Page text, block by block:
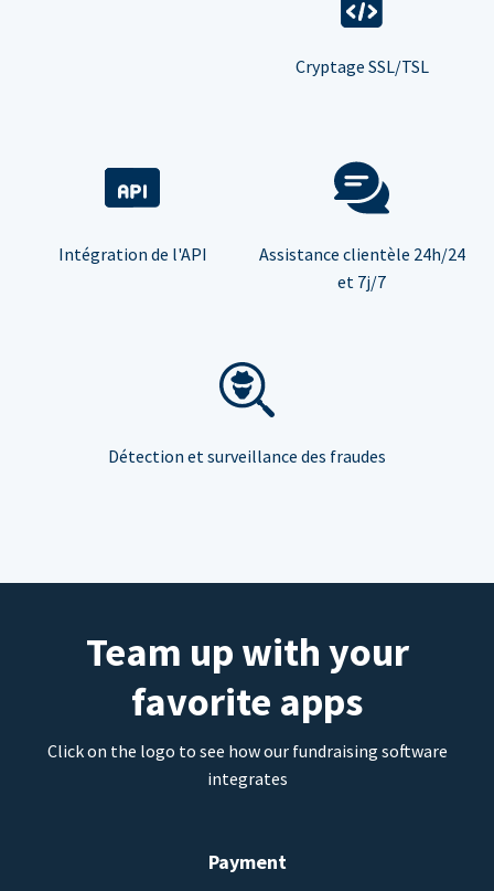
Cryptage SSL/TSL
Intégration de l'API
Assistance clientèle 24h/24
et 7j/7
Détection et surveillance des fraudes
Team up with your
favorite apps
Click on the logo to see how our fundraising software
integrates
Payment